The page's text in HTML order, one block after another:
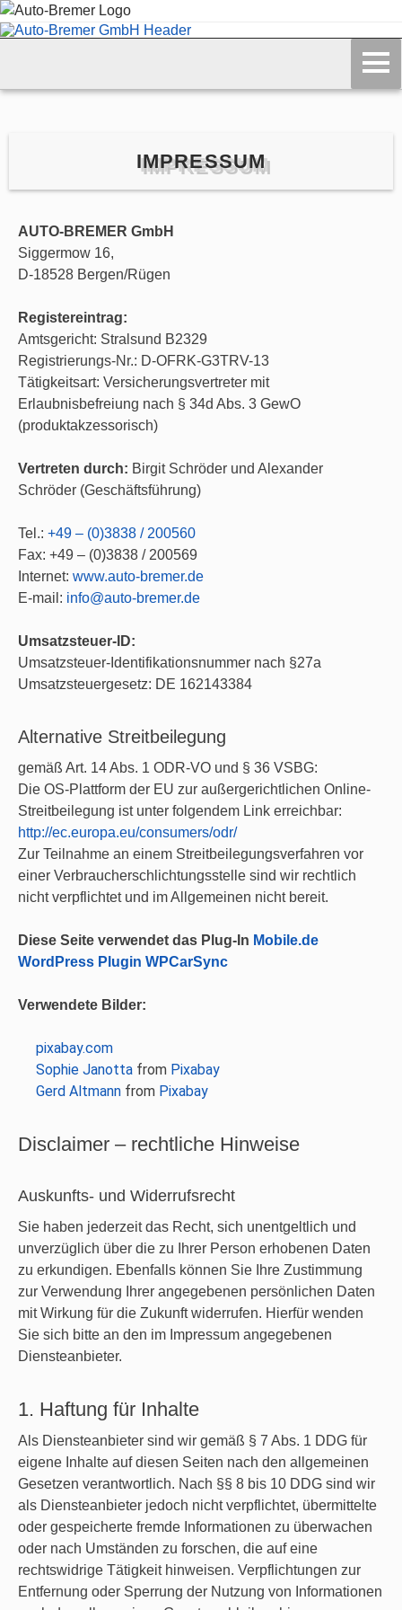
IMPRESSUM
AUTO-BREMER GmbH
Siggermow 16,
D-18528 Bergen/Rügen
Registereintrag:
Amtsgericht: Stralsund B2329
Registrierungs-Nr.: D-OFRK-G3TRV-13
Tätigkeitsart: Versicherungsvertreter mit
Erlaubnisbefreiung nach § 34d Abs. 3 GewO
(produktakzessorisch)
Vertreten durch: Birgit Schröder und Alexander
Schröder (Geschäftsführung)
Tel.: +49 – (0)3838 / 200560
Fax: +49 – (0)3838 / 200569
Internet: www.auto-bremer.de
E-mail: info@auto-bremer.de
Umsatzsteuer-ID:
Umsatzsteuer-Identifikationsnummer nach §27a
Umsatzsteuergesetz: DE 162143384
Alternative Streitbeilegung
gemäß Art. 14 Abs. 1 ODR-VO und § 36 VSBG:
Die OS-Plattform der EU zur außergerichtlichen Online-
Streitbeilegung ist unter folgendem Link erreichbar:
http://ec.europa.eu/consumers/odr/
Zur Teilnahme an einem Streitbeilegungsverfahren vor
einer Verbraucherschlichtungsstelle sind wir rechtlich
nicht verpflichtet und im Allgemeinen nicht bereit.
Diese Seite verwendet das Plug-In Mobile.de
WordPress Plugin WPCarSync
Verwendete Bilder:
pixabay.com
Sophie Janotta from Pixabay
Gerd Altmann from Pixabay
Disclaimer – rechtliche Hinweise
Auskunfts- und Widerrufsrecht
Sie haben jederzeit das Recht, sich unentgeltlich und
unverzüglich über die zu Ihrer Person erhobenen Daten
zu erkundigen. Ebenfalls können Sie Ihre Zustimmung
zur Verwendung Ihrer angegebenen persönlichen Daten
mit Wirkung für die Zukunft widerrufen. Hierfür wenden
Sie sich bitte an den im Impressum angegebenen
Diensteanbieter.
1. Haftung für Inhalte
Als Diensteanbieter sind wir gemäß § 7 Abs. 1 DDG für
eigene Inhalte auf diesen Seiten nach den allgemeinen
Gesetzen verantwortlich. Nach §§ 8 bis 10 DDG sind wir
als Diensteanbieter jedoch nicht verpflichtet, übermittelte
oder gespeicherte fremde Informationen zu überwachen
oder nach Umständen zu forschen, die auf eine
rechtswidrige Tätigkeit hinweisen. Verpflichtungen zur
Entfernung oder Sperrung der Nutzung von Informationen